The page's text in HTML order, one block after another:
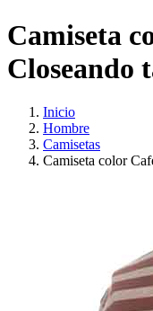
Camiseta
Closeando
Inicio
Hombre
Camisetas
Camiseta color